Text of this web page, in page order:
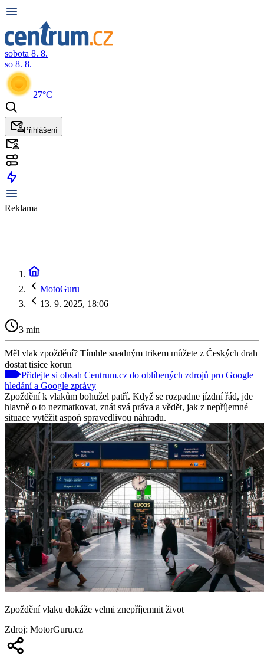
sobota 8. 8.
so 8. 8.
27°C
Přihlášení
Reklama
MotoGuru
13. 9. 2025, 18:06
3 min
Měl vlak zpoždění? Tímhle snadným trikem můžete z Českých drah
dostat tisíce korun
Přidejte si obsah Centrum.cz do oblíbených zdrojů pro Google
hledání a Google zprávy
Zpoždění k vlakům bohužel patří. Když se rozpadne jízdní řád, jde
hlavně o to nezmatkovat, znát svá práva a vědět, jak z nepříjemné
situace vytěžit aspoň spravedlivou náhradu.
Zpoždění vlaku dokáže velmi znepříjemnit život
Zdroj: MotorGuru.cz